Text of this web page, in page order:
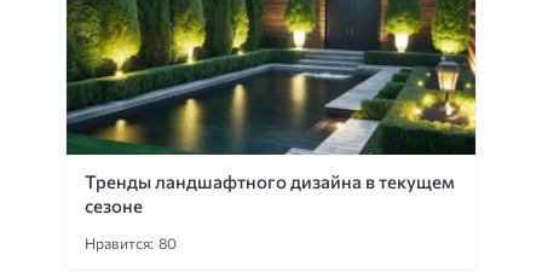
Тренды ландшафтного дизайна в текущем
сезоне
Нравится: 80